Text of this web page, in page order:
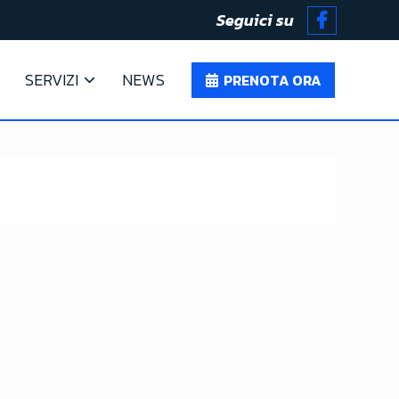
Seguici su
SERVIZI NEWS PRENOTA ORA